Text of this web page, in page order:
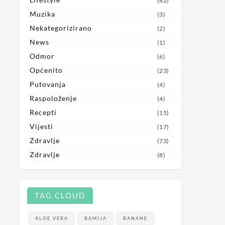
Muzika (3)
Nekategorizirano (2)
News (1)
Odmor (6)
Općenito (23)
Putovanja (4)
Raspoloženje (4)
Recepti (15)
Vijesti (17)
Zdravlje (73)
Zdravlje (8)
TAG CLOUD
ALOE VERA BAMIJA BANANE